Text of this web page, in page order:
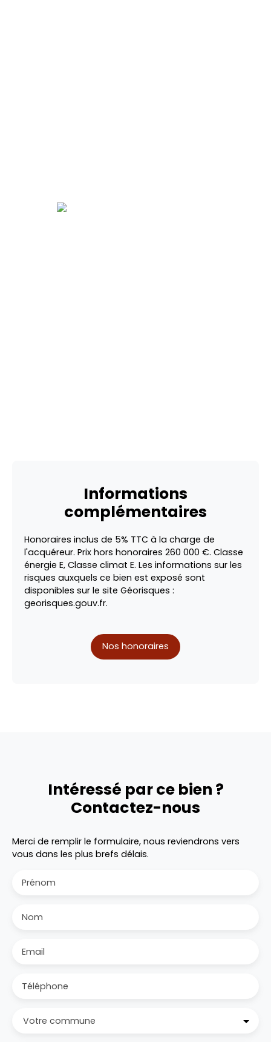
Informations
complémentaires
Honoraires inclus de 5% TTC à la charge de
l'acquéreur. Prix hors honoraires 260 000 €. Classe
énergie E, Classe climat E. Les informations sur les
risques auxquels ce bien est exposé sont
disponibles sur le site Géorisques :
georisques.gouv.fr.
Nos honoraires
Intéressé par ce bien ?
Contactez-nous
Merci de remplir le formulaire, nous reviendrons vers
vous dans les plus brefs délais.
Prénom
Nom
Email
Téléphone
Votre commune